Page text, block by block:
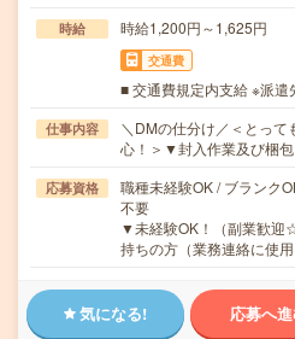
時給 時給1,200円～1,625円
交通費
■ 交通費規定内支給 ※派遣
仕事内容
＼DMの仕分け／＜とっ
心！＞▼封入作業及び梱
応募資格
職種未経験OK / ブランク
不要
▼未経験OK！（副業歓
持ちの方（業務連絡に使
気になる! 応募へ